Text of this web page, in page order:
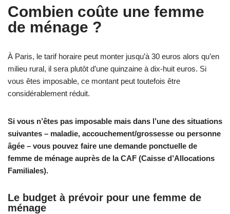
Combien coûte une femme
de ménage ?
À Paris, le tarif horaire peut monter jusqu’à 30 euros alors qu’en
milieu rural, il sera plutôt d’une quinzaine à dix-huit euros. Si
vous êtes imposable, ce montant peut toutefois être
considérablement réduit.
Si vous n’êtes pas imposable mais dans l’une des situations
suivantes – maladie, accouchement/grossesse ou personne
âgée – vous pouvez faire une demande ponctuelle de
femme de ménage auprès de la CAF (Caisse d’Allocations
Familiales).
Le budget à prévoir pour une femme de
ménage